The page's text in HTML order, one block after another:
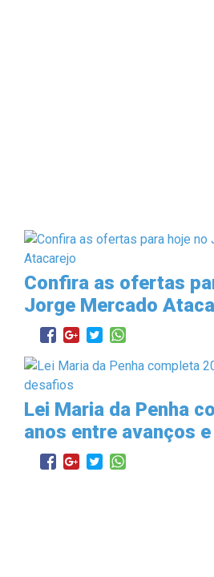
Confira as ofertas
Jorge Mercado
Lei Maria da Penha
anos entre avanços